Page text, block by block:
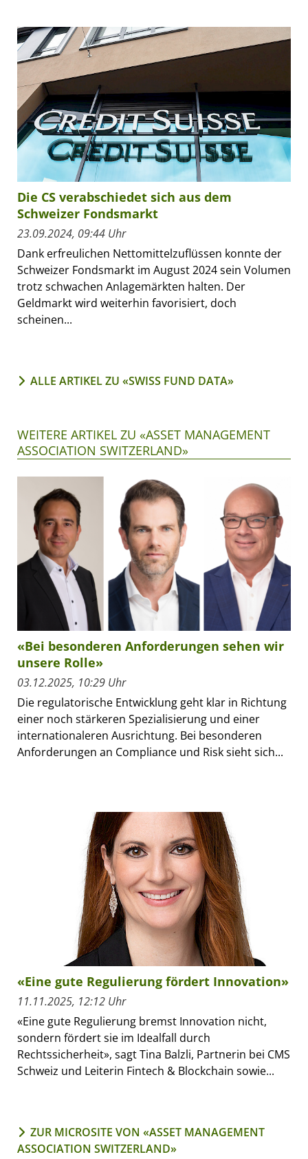
Die CS verabschiedet sich aus dem
Schweizer Fondsmarkt
23.09.2024, 09:44 Uhr
Dank erfreulichen Nettomittelzuflüssen konnte der
Schweizer Fondsmarkt im August 2024 sein Volumen
trotz schwachen Anlagemärkten halten. Der
Geldmarkt wird weiterhin favorisiert, doch
scheinen...
ALLE ARTIKEL ZU «SWISS FUND DATA»
WEITERE ARTIKEL ZU «ASSET MANAGEMENT
ASSOCIATION SWITZERLAND»
«Bei besonderen Anforderungen sehen wir
unsere Rolle»
03.12.2025, 10:29 Uhr
Die regulatorische Entwicklung geht klar in Richtung
einer noch stärkeren Spezialisierung und einer
internationaleren Ausrichtung. Bei besonderen
Anforderungen an Compliance und Risk sieht sich...
«Eine gute Regulierung fördert Innovation»
11.11.2025, 12:12 Uhr
«Eine gute Regulierung bremst Innovation nicht,
sondern fördert sie im Idealfall durch
Rechtssicherheit», sagt Tina Balzli, Partnerin bei CMS
Schweiz und Leiterin Fintech & Blockchain sowie...
ZUR MICROSITE VON «ASSET MANAGEMENT
ASSOCIATION SWITZERLAND»